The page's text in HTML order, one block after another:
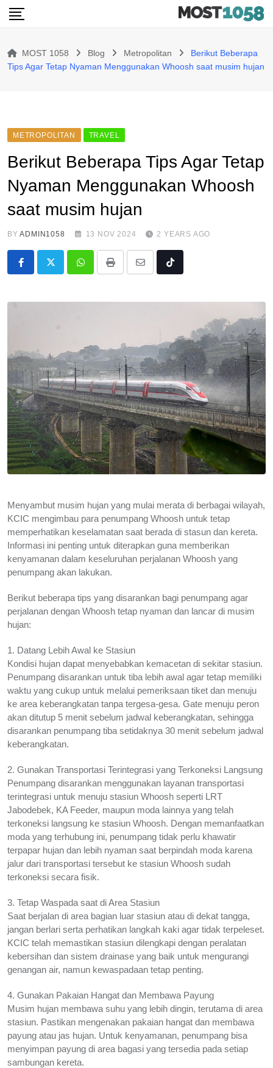
Skip
MOST 1058 Blog Metropolitan
Berikut Beberapa
Tips Agar Tetap Nyaman Menggunakan Whoosh saat musim hujan
METROPOLITAN TRAVEL
Berikut Beberapa Tips Agar Tetap
Nyaman Menggunakan Whoosh
saat musim hujan
BYADMIN1058 13 NOV 2024 2 YEARS AGO
WhatsappPrint
Share
Tiktok
Menyambut musim hujan yang mulai merata di berbagai wilayah,
KCIC mengimbau para penumpang Whoosh untuk tetap
memperhatikan keselamatan saat berada di stasun dan kereta.
Informasi ini penting untuk diterapkan guna memberikan
kenyamanan dalam keseluruhan perjalanan Whoosh yang
penumpang akan lakukan.
Berikut beberapa tips yang disarankan bagi penumpang agar
perjalanan dengan Whoosh tetap nyaman dan lancar di musim
hujan:
1. Datang Lebih Awal ke Stasiun
Kondisi hujan dapat menyebabkan kemacetan di sekitar stasiun.
Penumpang disarankan untuk tiba lebih awal agar tetap memiliki
waktu yang cukup untuk melalui pemeriksaan tiket dan menuju
ke area keberangkatan tanpa tergesa-gesa. Gate menuju peron
akan ditutup 5 menit sebelum jadwal keberangkatan, sehingga
disarankan penumpang tiba setidaknya 30 menit sebelum jadwal
keberangkatan.
2. Gunakan Transportasi Terintegrasi yang Terkoneksi Langsung
Penumpang disarankan menggunakan layanan transportasi
terintegrasi untuk menuju stasiun Whoosh seperti LRT
Jabodebek, KA Feeder, maupun moda lainnya yang telah
terkoneksi langsung ke stasiun Whoosh. Dengan memanfaatkan
moda yang terhubung ini, penumpang tidak perlu khawatir
terpapar hujan dan lebih nyaman saat berpindah moda karena
jalur dari transportasi tersebut ke stasiun Whoosh sudah
terkoneksi secara fisik.
3. Tetap Waspada saat di Area Stasiun
Saat berjalan di area bagian luar stasiun atau di dekat tangga,
jangan berlari serta perhatikan langkah kaki agar tidak terpeleset.
KCIC telah memastikan stasiun dilengkapi dengan peralatan
kebersihan dan sistem drainase yang baik untuk mengurangi
genangan air, namun kewaspadaan tetap penting.
4. Gunakan Pakaian Hangat dan Membawa Payung
Musim hujan membawa suhu yang lebih dingin, terutama di area
stasiun. Pastikan mengenakan pakaian hangat dan membawa
payung atau jas hujan. Untuk kenyamanan, penumpang bisa
menyimpan payung di area bagasi yang tersedia pada setiap
sambungan kereta.